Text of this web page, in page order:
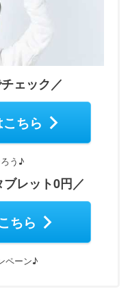
ェック／
ちら
う♪
レット0円／
ちら
ペーン♪